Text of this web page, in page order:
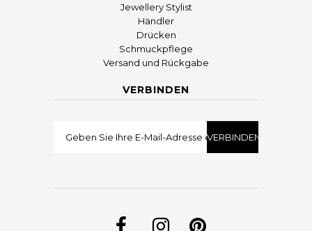
Jewellery Stylist
Händler
Drücken
Schmuckpflege
Versand und Rückgabe
VERBINDEN